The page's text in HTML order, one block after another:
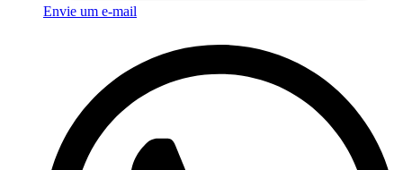
Envie um e-mail